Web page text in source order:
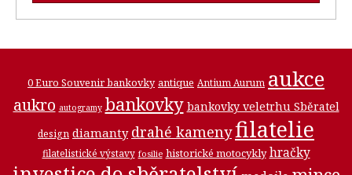
0 Euro Souvenir bankovky antique Antium Aurum aukce
aukro autogramy bankovky bankovky veletrhu Sběratel
design diamanty drahé kamenyfilatelie
filatelistické výstavy fosilie historické motocykly hračky